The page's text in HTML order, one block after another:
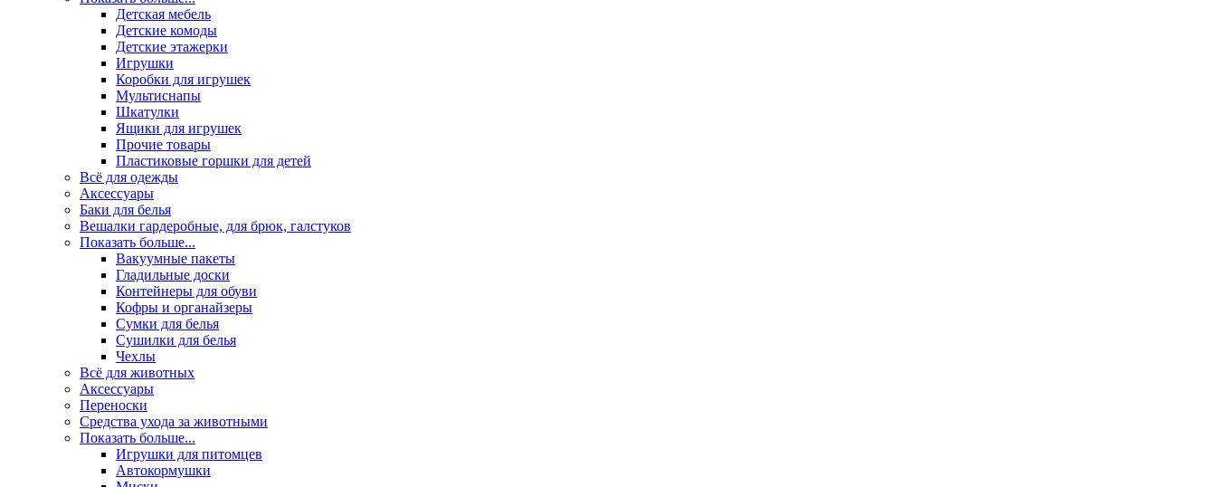
Детская мебель
Детские комоды
Детские этажерки
Игрушки
Коробки для игрушек
Мультиснапы
Шкатулки
Ящики для игрушек
Прочие товары
Пластиковые горшки для детей
Всё для одежды
Аксессуары
Баки для белья
Вешалки гардеробные, для брюк, галстуков
Показать больше...
Вакуумные пакеты
Гладильные доски
Контейнеры для обуви
Кофры и органайзеры
Сумки для белья
Сушилки для белья
Чехлы
Всё для животных
Аксесcуары
Переноски
Средства ухода за животными
Показать больше...
Игрушки для питомцев
Автокормушки